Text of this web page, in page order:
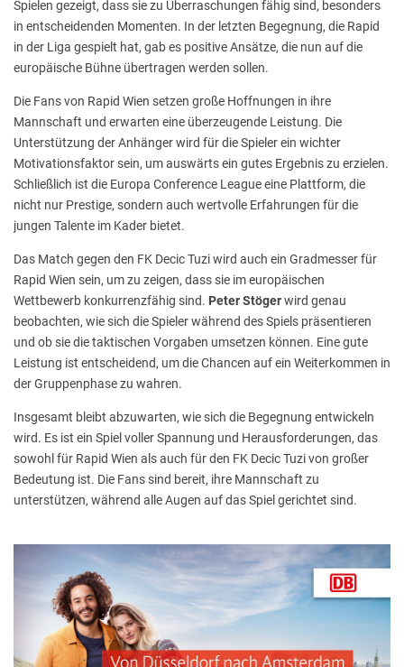
Spielen gezeigt, dass sie zu Überraschungen fähig sind, besonders
in entscheidenden Momenten. In der letzten Begegnung, die Rapid
in der Liga gespielt hat, gab es positive Ansätze, die nun auf die
europäische Bühne übertragen werden sollen.
Die Fans von Rapid Wien setzen große Hoffnungen in ihre
Mannschaft und erwarten eine überzeugende Leistung. Die
Unterstützung der Anhänger wird für die Spieler ein wichter
Motivationsfaktor sein, um auswärts ein gutes Ergebnis zu erzielen.
Schließlich ist die Europa Conference League eine Plattform, die
nicht nur Prestige, sondern auch wertvolle Erfahrungen für die
jungen Talente im Kader bietet.
Das Match gegen den FK Decic Tuzi wird auch ein Gradmesser für
Rapid Wien sein, um zu zeigen, dass sie im europäischen
Wettbewerb konkurrenzfähig sind. Peter Stögerwird genau
beobachten, wie sich die Spieler während des Spiels präsentieren
und ob sie die taktischen Vorgaben umsetzen können. Eine gute
Leistung ist entscheidend, um die Chancen auf ein Weiterkommen in
der Gruppenphase zu wahren.
Insgesamt bleibt abzuwarten, wie sich die Begegnung entwickeln
wird. Es ist ein Spiel voller Spannung und Herausforderungen, das
sowohl für Rapid Wien als auch für den FK Decic Tuzi von großer
Bedeutung ist. Die Fans sind bereit, ihre Mannschaft zu
unterstützen, während alle Augen auf das Spiel gerichtet sind.